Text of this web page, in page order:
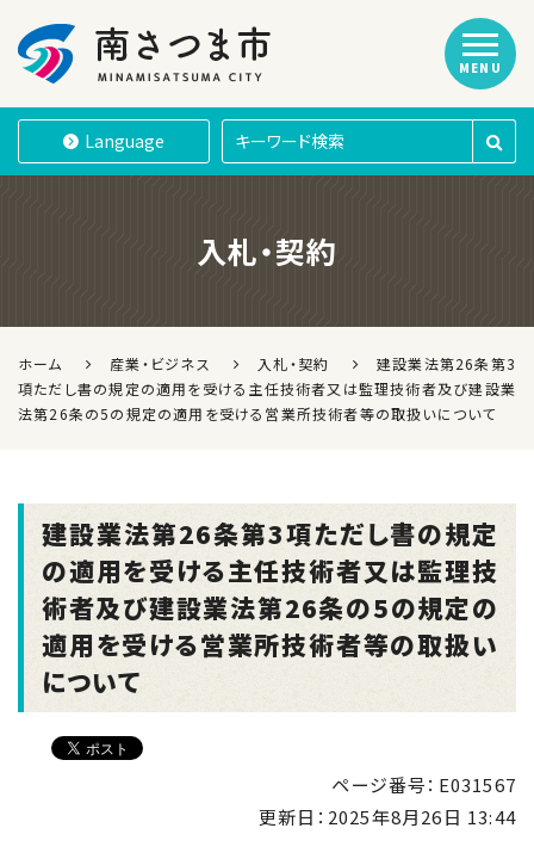
南さつま市
Language
MENU
入札・契約
ホーム 産業・ビジネス 入札・契約
建設業法第26条第3
項ただし書の規定の適用を受ける主任技術者又は監理技術者及び建設業
法第26条の5の規定の適用を受ける営業所技術者等の取扱いについて
建設業法第26条第3項ただし書の規定
の適用を受ける主任技術者又は監理技
術者及び建設業法第26条の5の規定の
適用を受ける営業所技術者等の取扱い
について
ページ番号：E031567
更新日： 2025年8月26日 13:44